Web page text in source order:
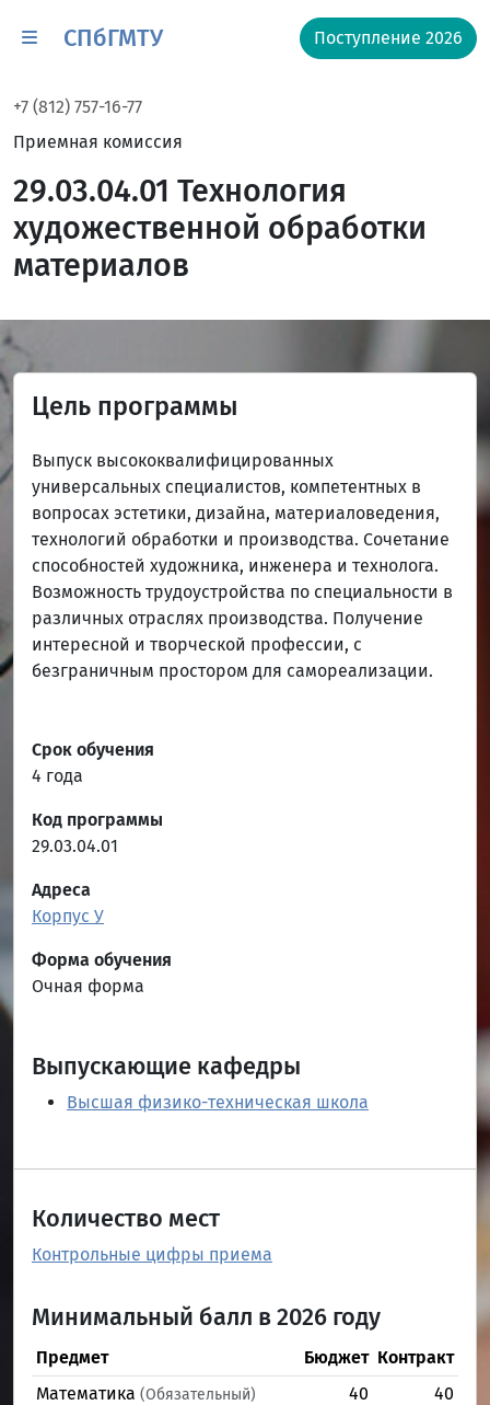
СПбГМТУ Поступление 2026
+7 (812) 757-16-77
Приемная комиссия
29.03.04.01 Технология
художественной обработки
материалов
Цель программы
Выпуск высококвалифицированных
универсальных специалистов, компетентных в
вопросах эстетики, дизайна, материаловедения,
технологий обработки и производства. Сочетание
способностей художника, инженера и технолога.
Возможность трудоустройства по специальности в
различных отраслях производства. Получение
интересной и творческой профессии, с
безграничным простором для самореализации.
Срок обучения
4 года
Код программы
29.03.04.01
Адреса
Корпус У
Форма обучения
Очная форма
Выпускающие кафедры
Высшая физико-техническая школа
Количество мест
Контрольные цифры приема
Минимальный балл в 2026 году
Предмет Бюджет Контракт
Математика (Обязательный) 40
40